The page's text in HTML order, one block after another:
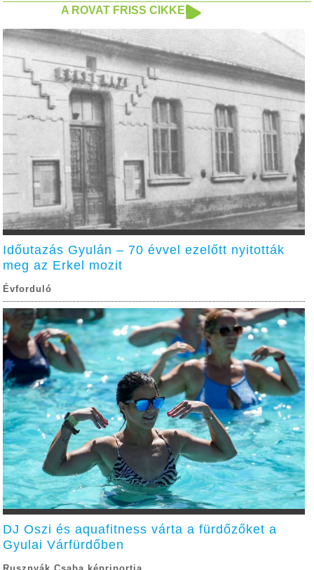
A ROVAT FRISS CIKKEI
Időutazás Gyulán – 70 évvel ezelőtt nyitották
meg az Erkel mozit
Évforduló
DJ Oszi és aquafitness várta a fürdőzőket a
Gyulai Várfürdőben